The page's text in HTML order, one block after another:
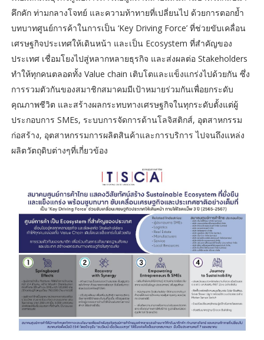
คึกคัก ท่ามกลางโจทย์ และความท้าทายที่เปลี่ยนไป ด้วยการตอกย้ำ
บทบาทศูนย์การค้าในการเป็น ‘Key Driving Force’ ที่ช่วยขับเคลื่อน
เศรษฐกิจประเทศให้เดินหน้า และเป็น Ecosystem ที่สำคัญของ
ประเทศ เชื่อมโยงไปสู่หลากหลายธุรกิจ และส่งผลต่อ Stakeholders
ทำให้ทุกคนตลอดทั้ง Value chain เติบโตและแข็งแกร่งไปด้วยกัน ซึ่ง
การรวมตัวกันของสมาชิกสมาคมมีเป้าหมายร่วมกันเพื่อยกระดับ
คุณภาพชีวิต และสร้างผลกระทบทางเศรษฐกิจในทุกระดับตั้งแต่ผู้
ประกอบการ SMEs, ระบบการจัดการด้านโลจิสติกส์, อุตสาหกรรม
ก่อสร้าง, อุตสาหกรรมการผลิตสินค้าและการบริการ ไปจนถึงแหล่ง
ผลิตวัตถุดิบต่างๆที่เกี่ยวข้อง